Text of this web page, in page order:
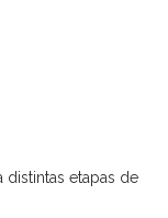
distintas etapas de